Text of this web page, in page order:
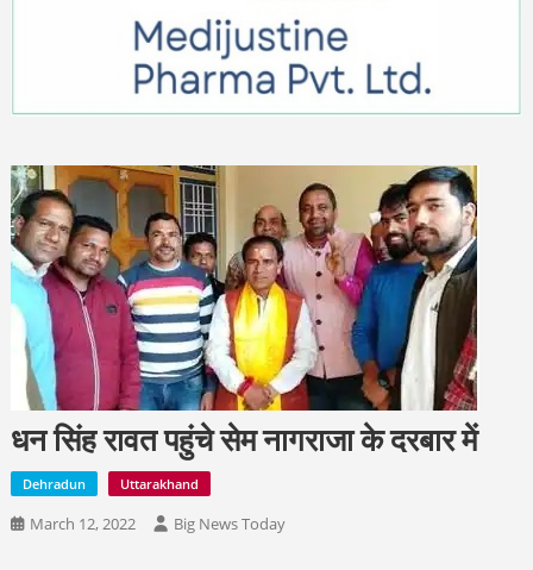
धन सिंह रावत पहुंचे सेम नागराजा के दरबार में
Dehradun Uttarakhand
March 12, 2022 Big News Today